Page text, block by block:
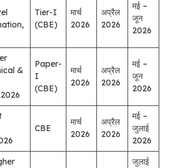
Tier-I
(CBE)
मार्च
2026
अप्रैल
2026
मई –
जून
2026
&
Paper-
I
(CBE)
मार्च
2026
अप्रैल
2026
मई –
जून
2026
CBE
मार्च
2026
अप्रैल
2026
मई –
जुलाई
2026
जुलाई